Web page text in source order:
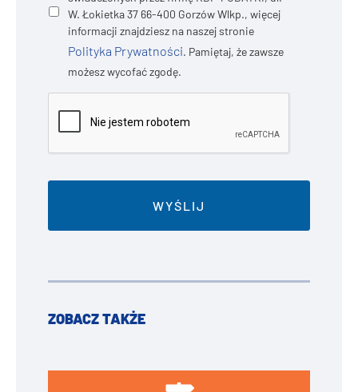
W. Łokietka 37 66-400 Gorzów Wlkp., więcej
informacji znajdziesz na naszej stronie
Polityka Prywatności. Pamiętaj, że zawsze
możesz wycofać zgodę.
ZOBACZ TAKŻE